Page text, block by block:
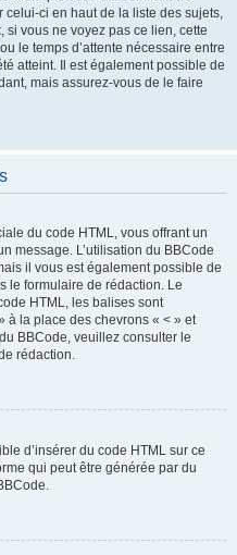
ci en haut de la liste des sujets,
vous ne voyez pas ce lien, cette
le temps d’attente nécessaire entre
atteint. Il est également possible de
mais assurez-vous de le faire
du code HTML, vous offrant un
message. L’utilisation du BBCode
il vous est également possible de
le formulaire de rédaction. Le
HTML, les balises sont
à la place des chevrons « < » et
BBCode, veuillez consulter le
rédaction.
d’insérer du code HTML sur ce
qui peut être générée par du